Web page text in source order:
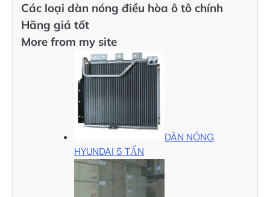
Các loại dàn nóng điều hòa ô tô chính
Hãng giá tốt
More from my site
DÀN NÓNG
HYUNDAI 5 TẤN